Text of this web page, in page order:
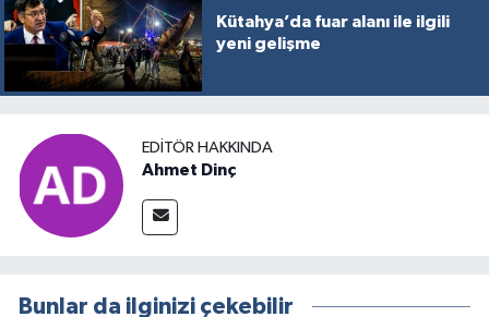
Kütahya’da fuar alanı ile ilgili
yeni gelişme
EDITÖR HAKKINDA
Ahmet Dinç
Bunlar da ilginizi çekebilir